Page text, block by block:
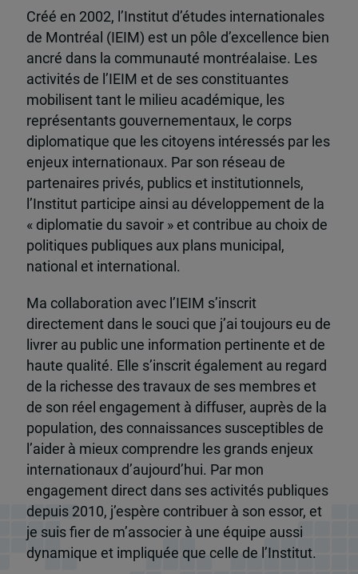
Créé en 2002, l’Institut d’études internationales
de Montréal (IEIM) est un pôle d’excellence bien
ancré dans la communauté montréalaise. Les
activités de l’IEIM et de ses constituantes
mobilisent tant le milieu académique, les
représentants gouvernementaux, le corps
diplomatique que les citoyens intéressés par les
enjeux internationaux. Par son réseau de
partenaires privés, publics et institutionnels,
l’Institut participe ainsi au développement de la
« diplomatie du savoir » et contribue au choix de
politiques publiques aux plans municipal,
national et international.
Ma collaboration avec l’IEIM s’inscrit
directement dans le souci que j’ai toujours eu de
livrer au public une information pertinente et de
haute qualité. Elle s’inscrit également au regard
de la richesse des travaux de ses membres et
de son réel engagement à diffuser, auprès de la
population, des connaissances susceptibles de
l’aider à mieux comprendre les grands enjeux
internationaux d’aujourd’hui. Par mon
engagement direct dans ses activités publiques
depuis 2010, j’espère contribuer à son essor, et
je suis fier de m’associer à une équipe aussi
dynamique et impliquée que celle de l’Institut.